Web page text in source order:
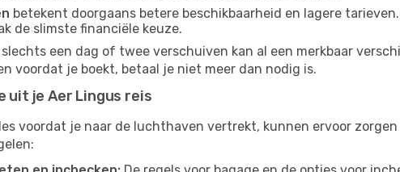
betekent doorgaans betere beschikbaarheid en lagere
de slimste financiële keuze.
een dag of twee verschuiven kan al een merkbaar
voordat je boekt, betaal je niet meer dan nodig is.
uit je Aer Lingus reis
voordat je naar de luchthaven vertrekt, kunnen ervoor